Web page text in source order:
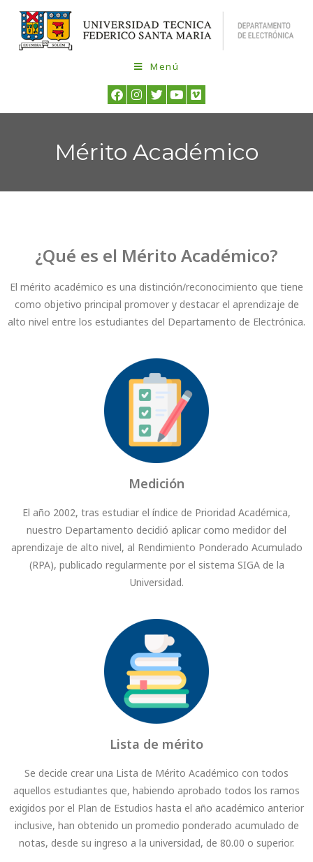
Menú
Mérito Académico
¿Qué es el Mérito Académico?
El mérito académico es una distinción/reconocimiento que tiene
como objetivo principal promover y destacar el aprendizaje de
alto nivel entre los estudiantes del Departamento de Electrónica.
Medición
El año 2002, tras estudiar el índice de Prioridad Académica,
nuestro Departamento decidió aplicar como medidor del
aprendizaje de alto nivel, al Rendimiento Ponderado Acumulado
(RPA), publicado regularmente por el sistema SIGA de la
Universidad.
Lista de mérito
Se decide crear una Lista de Mérito Académico con todos
aquellos estudiantes que, habiendo aprobado todos los ramos
exigidos por el Plan de Estudios hasta el año académico anterior
inclusive, han obtenido un promedio ponderado acumulado de
notas, desde su ingreso a la universidad, de 80.00 o superior.